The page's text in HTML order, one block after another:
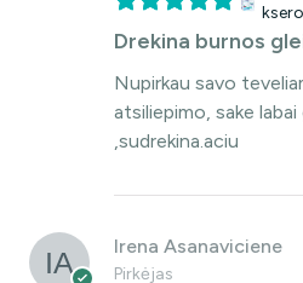
Drekina burnos
Nupirkau savo
atsiliepimo, sake
,sudrekina.aciu
Irena Asanaviciene
Pirkėjas